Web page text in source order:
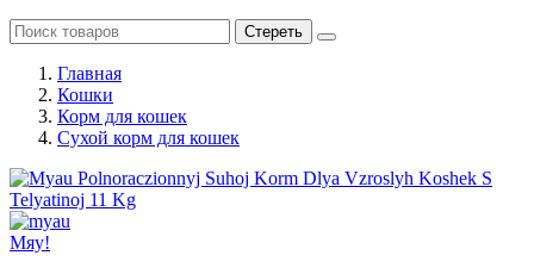
Стереть
Главная
Кошки
Корм для кошек
Сухой корм для кошек
Мяу!